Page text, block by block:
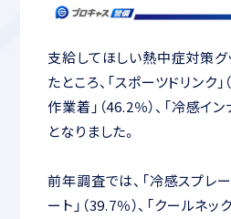
支給してほしい熱中症対策
たところ、「スポーツドリンク」
作業着」（46.2％）、「冷感イ
となりました。
前年調査では、「冷感スプレー
ート」（39.7％）、「クールネッ